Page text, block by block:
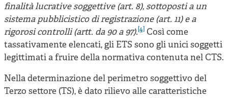
finalità lucrative soggettive (art. 8), sottoposti a un
sistema pubblicistico di registrazione (art. 11) e a
rigorosi controlli (artt. da 90 a 97).[4] Così come
tassativamente elencati, gli ETS sono gli unici soggetti
legittimati a fruire della normativa contenuta nel CTS.
Nella determinazione del perimetro soggettivo del
Terzo settore (TS), è dato rilievo alle caratteristiche